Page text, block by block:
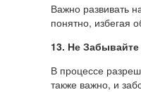
Важно развивать
понятно, избегая
13. Не
В процессе
также важно, и